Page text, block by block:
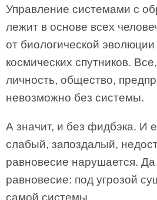
Управление системами с
лежит в основе всех
от биологической эволюции
космических спутников.
личность, общество,
невозможно без системы.
А значит, и без фидбэка. И
слабый, запоздалый,
равновесие нарушается. Да
равновесие: под угрозой
самой системы.